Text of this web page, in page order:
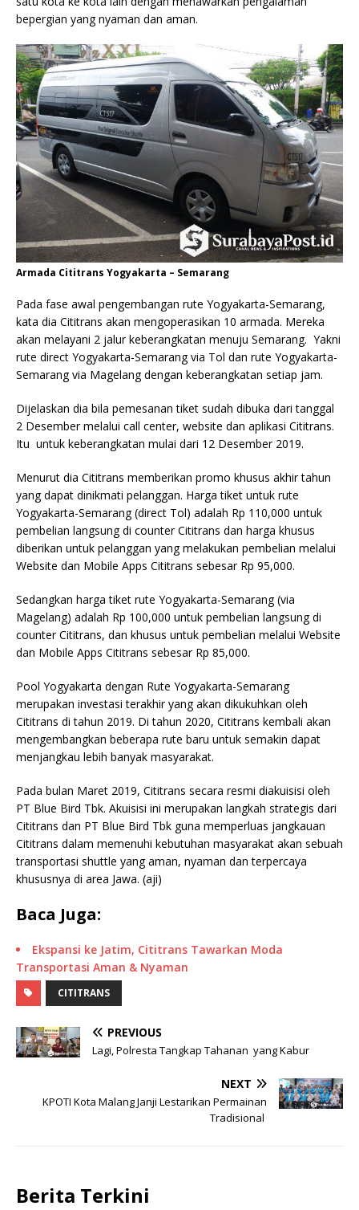
bepergian yang nyaman dan aman.
Armada Cititrans Yogyakarta – Semarang
Pada fase awal pengembangan rute Yogyakarta-Semarang,
kata dia Cititrans akan mengoperasikan 10 armada. Mereka
akan melayani 2 jalur keberangkatan menuju Semarang. Yakni
rute direct Yogyakarta-Semarang via Tol dan rute Yogyakarta-
Semarang via Magelang dengan keberangkatan setiap jam.
Dijelaskan dia bila pemesanan tiket sudah dibuka dari tanggal
2 Desember melalui call center, website dan aplikasi Cititrans.
Itu untuk keberangkatan mulai dari 12 Desember 2019.
Menurut dia Cititrans memberikan promo khusus akhir tahun
yang dapat dinikmati pelanggan. Harga tiket untuk rute
Yogyakarta-Semarang (direct Tol) adalah Rp 110,000 untuk
pembelian langsung di counter Cititrans dan harga khusus
diberikan untuk pelanggan yang melakukan pembelian melalui
Website dan Mobile Apps Cititrans sebesar Rp 95,000.
Sedangkan harga tiket rute Yogyakarta-Semarang (via
Magelang) adalah Rp 100,000 untuk pembelian langsung di
counter Cititrans, dan khusus untuk pembelian melalui Website
dan Mobile Apps Cititrans sebesar Rp 85,000.
Pool Yogyakarta dengan Rute Yogyakarta-Semarang
merupakan investasi terakhir yang akan dikukuhkan oleh
Cititrans di tahun 2019. Di tahun 2020, Cititrans kembali akan
mengembangkan beberapa rute baru untuk semakin dapat
menjangkau lebih banyak masyarakat.
Pada bulan Maret 2019, Cititrans secara resmi diakuisisi oleh
PT Blue Bird Tbk. Akuisisi ini merupakan langkah strategis dari
Cititrans dan PT Blue Bird Tbk guna memperluas jangkauan
Cititrans dalam memenuhi kebutuhan masyarakat akan sebuah
transportasi shuttle yang aman, nyaman dan terpercaya
khususnya di area Jawa. (aji)
Baca Juga:
Ekspansi ke Jatim, Cititrans Tawarkan Moda
Transportasi Aman & Nyaman
CITITRANS
PREVIOUS
Lagi, Polresta Tangkap Tahanan yang Kabur
NEXT
KPOTI Kota Malang Janji Lestarikan Permainan
Tradisional
Berita Terkini